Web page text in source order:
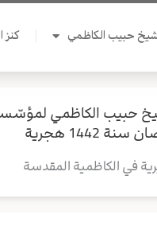
حبيب الكاظمي كنز
حبيب الكاظمي
هجرية
في الكاظمية المقدسة